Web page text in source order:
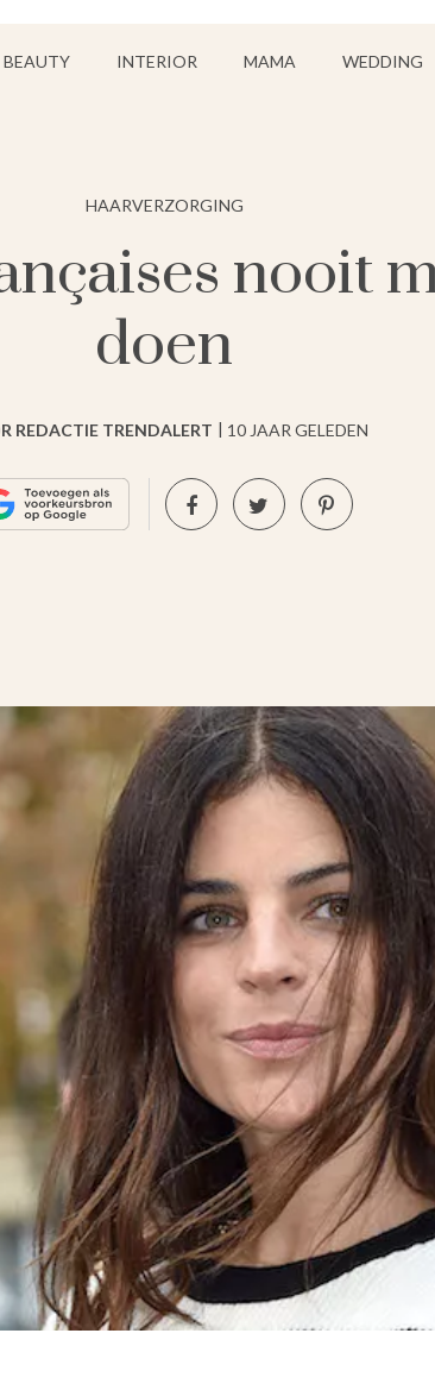
BEAUTY INTERIOR MAMA WEDDING
HAARVERZORGING
nooit
doen
REDACTIE TRENDALERT 10 JAAR GELEDEN